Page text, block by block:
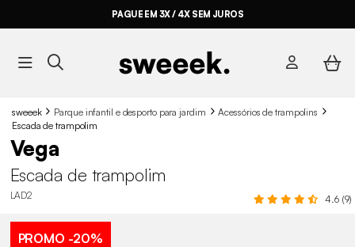
PAGUE EM 3X / 4X SEM JUROS
sweeek Parque infantil e desporto para jardim
Acessórios de trampolins
Escada de trampolim
Vega
Escada de trampolim
LAD2 4.6 (9)
PROMO -20%